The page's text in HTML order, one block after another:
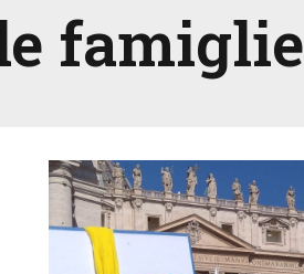
famiglie